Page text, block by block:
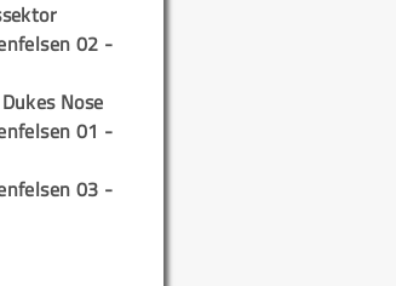
02 -
Nose
01 -
03 -